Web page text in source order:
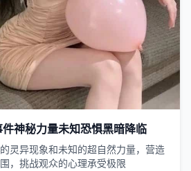
神秘力量未知恐惧黑暗降临
灵异现象和未知的超自然力量，营造
，挑战观众的心理承受极限